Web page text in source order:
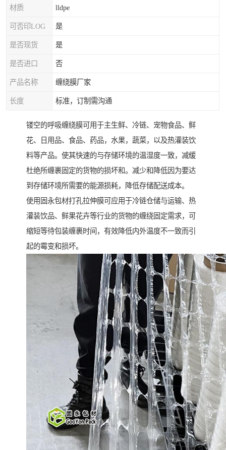
材质 lldpe
可否印LOG 是
是否现货 是
是否进口 否
产品名称 缠绕膜厂家
长度 标准，订制需沟通
镂空的呼吸缠绕膜可用于主生鲜、冷链、宠物食品、鲜
花、日用品、食品、药品，水果，蔬菜，以及热灌装饮
料等产品。使其快速的与存储环境的温湿度一致，减缓
杜绝所缠裹固定的货物的损坏和。减少和降低因为要达
到存储环境所需要的能源损耗，降低存储配送成本。
使用固永包材打孔拉伸膜可应用于冷链仓储与运输、热
灌装饮品、鲜果花卉等行业的货物的缠绕固定需求，可
缩短等待包装缠裹时间，有效降低内外温度不一致而引
起的霉变和损坏。